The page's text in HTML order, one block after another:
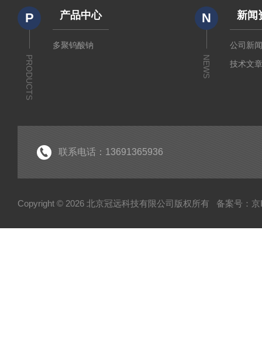
P
PRODUCTS
产品中心
多聚钨酸钠
N
NEWS
新闻
公司新
技术文
联系电话：13691365936
Copyright © 2026 北京冠远科技有限公司版权所有 备案号：